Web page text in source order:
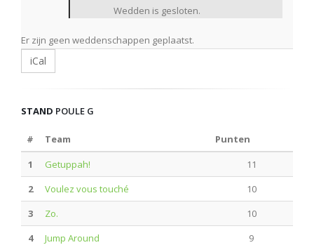
Wedden is gesloten.
Er zijn geen weddenschappen geplaatst.
iCal
STAND POULE G
# Team
Punten
1
Getuppah!
11
2
Voulez vous touché
10
3
Zo.
10
4
Jump Around
9